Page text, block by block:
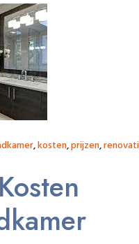
,kosten,prijzen,